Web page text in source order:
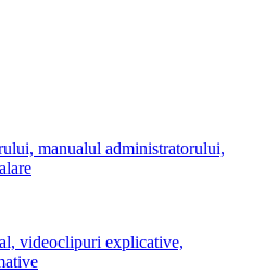
manualul administratorului,
videoclipuri explicative,